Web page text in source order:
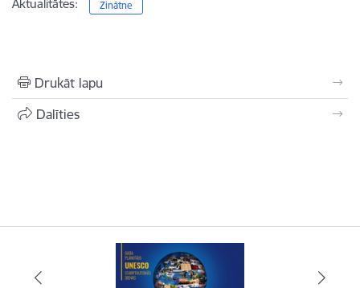
Aktualitātes: Zinātne
Drukāt lapu
Dalīties